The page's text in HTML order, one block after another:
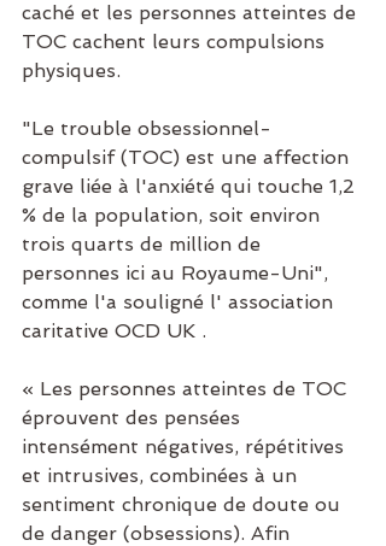
caché et les personnes atteintes de
TOC cachent leurs compulsions
physiques.
"Le trouble obsessionnel-
compulsif (TOC) est une affection
grave liée à l'anxiété qui touche 1,2
% de la population, soit environ
trois quarts de million de
personnes ici au Royaume-Uni",
comme l'a souligné l' association
caritative OCD UK .
« Les personnes atteintes de TOC
éprouvent des pensées
intensément négatives, répétitives
et intrusives, combinées à un
sentiment chronique de doute ou
de danger (obsessions). Afin